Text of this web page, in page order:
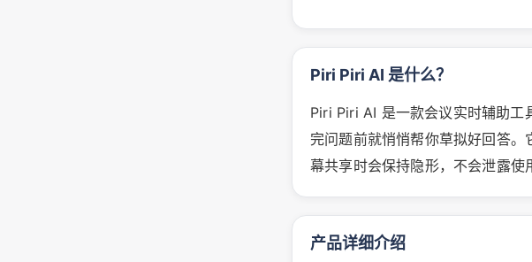
Piri Piri AI 是什么？
Piri Piri AI 是一款会议实时辅助工
完问题前就悄悄帮你草拟好回答
幕共享时会保持隐形，不会泄露使
产品详细介绍